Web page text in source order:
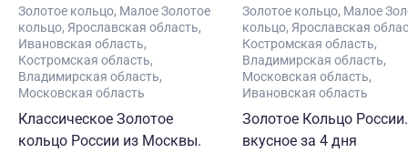
Золотое кольцо Малое Золотое
кольцо Ярославская область
Ивановская область
Костромская область
Владимирская область
Московская область
Классическое Золотое
кольцо России из Москвы.
Золотое кольцо Малое
кольцо Ярославская
Костромская область
Владимирская область
Московская область
Ивановская область
Золотое Кольцо
вкусное за 4 дня